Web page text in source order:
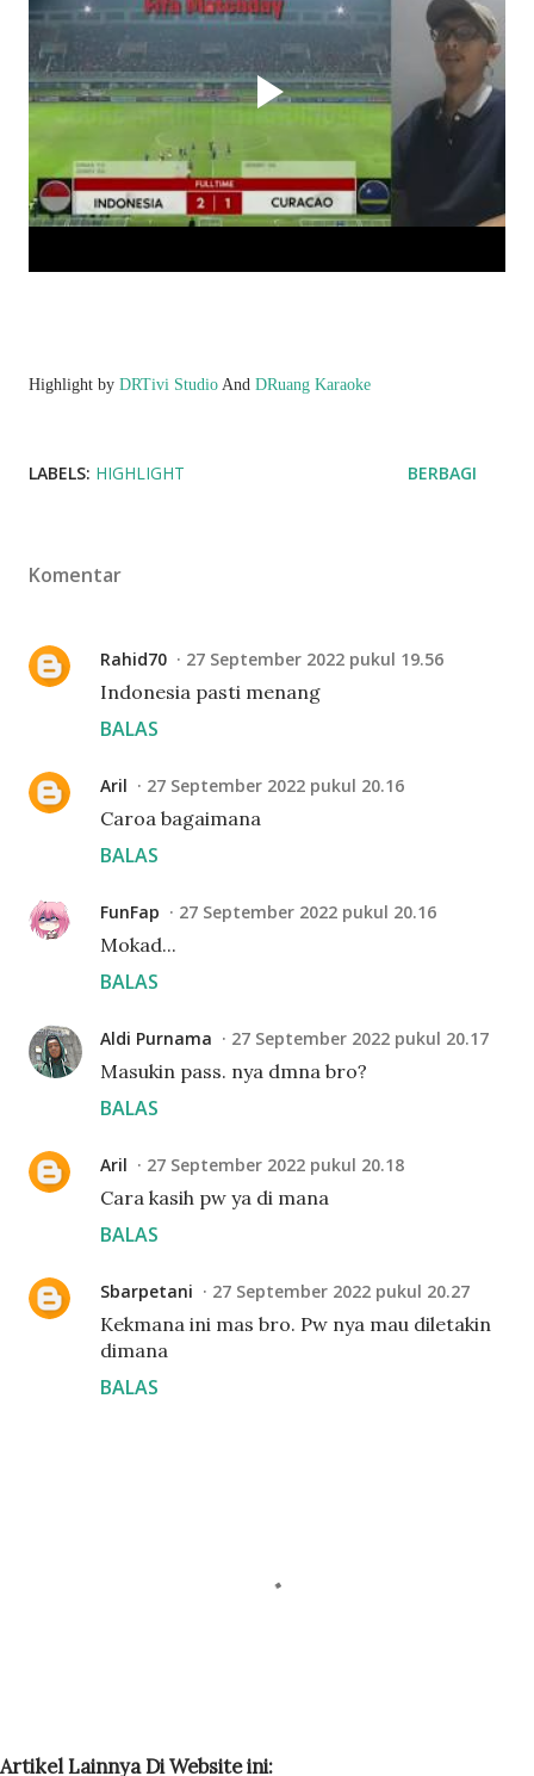
Highlight by DRTivi Studio And DRuang Karaoke
LABELS: HIGHLIGHT BERBAGI
Komentar
Rahid70 27 September 2022 pukul 19.56
Indonesia pasti menang
BALAS
Aril 27 September 2022 pukul 20.16
Caroa bagaimana
BALAS
FunFap 27 September 2022 pukul 20.16
Mokad...
BALAS
Aldi Purnama 27 September 2022 pukul 20.17
Masukin pass. nya dmna bro?
BALAS
Aril 27 September 2022 pukul 20.18
Cara kasih pw ya di mana
BALAS
Sbarpetani 27 September 2022 pukul 20.27
Kekmana ini mas bro. Pw nya mau diletakin
dimana
BALAS
Artikel Lainnya Di Website ini: